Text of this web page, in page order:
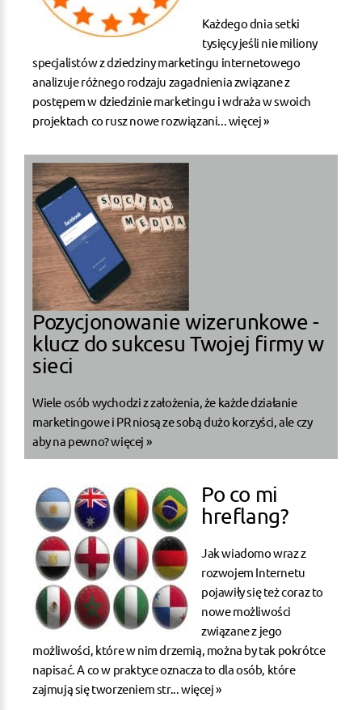
Każdego dnia setki
tysięcy jeśli nie miliony
specjalistów z dziedziny marketingu internetowego
analizuje różnego rodzaju zagadnienia związane z
postępem w dziedzinie marketingu i wdraża w swoich
projektach co rusz nowe rozwiązani... więcej »
Pozycjonowanie wizerunkowe -
klucz do sukcesu Twojej firmy w
sieci
Wiele osób wychodzi z założenia, że każde działanie
marketingowe i PR niosą ze sobą dużo korzyści, ale czy
aby na pewno?więcej »
Po co mi
hreflang?
Jak wiadomo wraz z
rozwojem Internetu
pojawiły się też coraz to
nowe możliwości
związane z jego
możliwości, które w nim drzemią, można by tak pokrótce
napisać. A co w praktyce oznacza to dla osób, które
zajmują się tworzeniem str... więcej »